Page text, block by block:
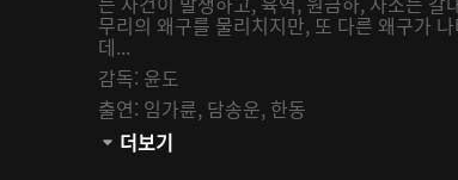
무리의 왜구를 물리치지만, 또 다른 왜구가
데...
감독: 윤도
출연: 임가륜, 담송운, 한동
관람등급:
더보기